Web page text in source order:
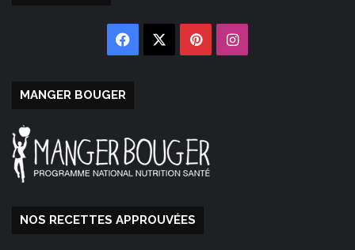
Facebook PinterestInstagram
MANGER BOUGER
NOS RECETTES APPROUVÉES